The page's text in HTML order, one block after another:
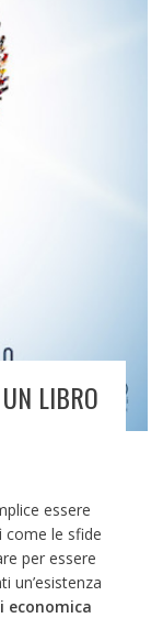
LIBRO
essere
come le sfide
per essere
un’esistenza
economica